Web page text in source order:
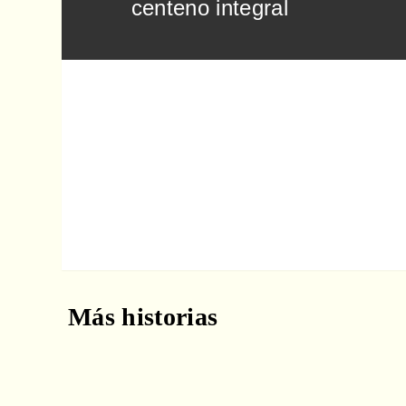
centeno integral
Más historias